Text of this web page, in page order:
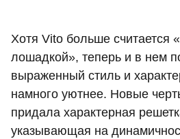
Хотя Vito больше считается
лошадкой», теперь и в нем
выраженный стиль и
намного уютнее. Новые
придала характерная
указывающая на